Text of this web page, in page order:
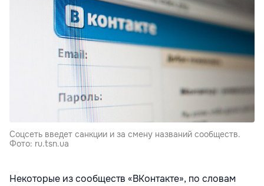
Соцсеть введет санкции и за смену названий сообществ.
Фото: ru.tsn.ua
Некоторые из сообществ «ВКонтакте», по словам